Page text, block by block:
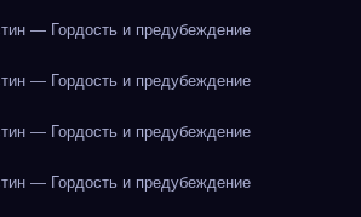
— Гордость и предубеждение
— Гордость и предубеждение
— Гордость и предубеждение
— Гордость и предубеждение